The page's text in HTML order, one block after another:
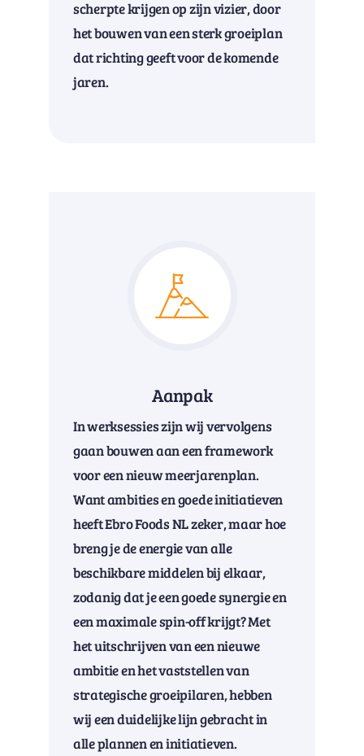
scherpte krijgen op zijn vizier, door
het bouwen van een sterk groeiplan
dat richting geeft voor de komende
jaren.
Aanpak
In werksessies zijn wij vervolgens
gaan bouwen aan een framework
voor een nieuw meerjarenplan.
Want ambities en goede initiatieven
heeft Ebro Foods NL zeker, maar hoe
breng je de energie van alle
beschikbare middelen bij elkaar,
zodanig dat je een goede synergie en
een maximale spin-off krijgt? Met
het uitschrijven van een nieuwe
ambitie en het vaststellen van
strategische groeipilaren, hebben
wij een duidelijke lijn gebracht in
alle plannen en initiatieven.